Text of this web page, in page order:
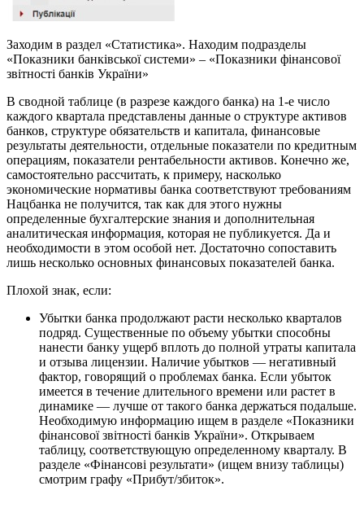
Заходим в раздел «Статистика». Находим подразделы
«Показники банківської системи» – «Показники фінансової
звітності банків України»
В сводной таблице (в разрезе каждого банка) на 1-е число
каждого квартала представлены данные о структуре активов
банков, структуре обязательств и капитала, финансовые
результаты деятельности, отдельные показатели по кредитным
операциям, показатели рентабельности активов. Конечно же,
самостоятельно рассчитать, к примеру, насколько
экономические нормативы банка соответствуют требованиям
Нацбанка не получится, так как для этого нужны
определенные бухгалтерские знания и дополнительная
аналитическая информация, которая не публикуется. Да и
необходимости в этом особой нет. Достаточно сопоставить
лишь несколько основных финансовых показателей банка.
Плохой знак, если:
Убытки банка продолжают расти несколько кварталов
подряд. Существенные по объему убытки способны
нанести банку ущерб вплоть до полной утраты капитала
и отзыва лицензии. Наличие убытков — негативный
фактор, говорящий о проблемах банка. Если убыток
имеется в течение длительного времени или растет в
динамике — лучше от такого банка держаться подальше.
Необходимую информацию ищем в разделе «Показники
фінансової звітності банків України». Открываем
таблицу, соответствующую определенному кварталу. В
разделе «Фінансові результати» (ищем внизу таблицы)
смотрим графу «Прибут/збиток».